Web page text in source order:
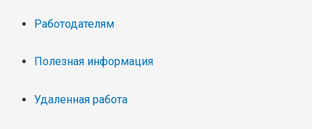
Работодателям
Полезная информация
Удаленная работа